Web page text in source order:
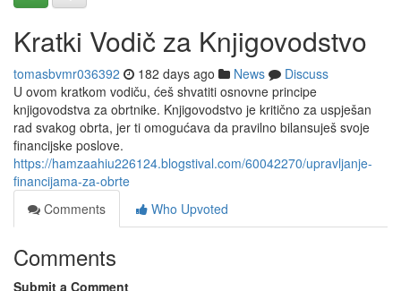
Kratki Vodič za Knjigovodstvo
tomasbvmr036392 182 days ago News
Discuss
U ovom kratkom vodiču, ćeš shvatiti osnovne principe
knjigovodstva za obrtnike. Knjigovodstvo je kritično za uspješan
rad svakog obrta, jer ti omogućava da pravilno bilansuješ svoje
financijske poslove.
https://hamzaahiu226124.blogstival.com/60042270/upravljanje-
financijama-za-obrte
Comments
Who Upvoted
Comments
Submit a Comment